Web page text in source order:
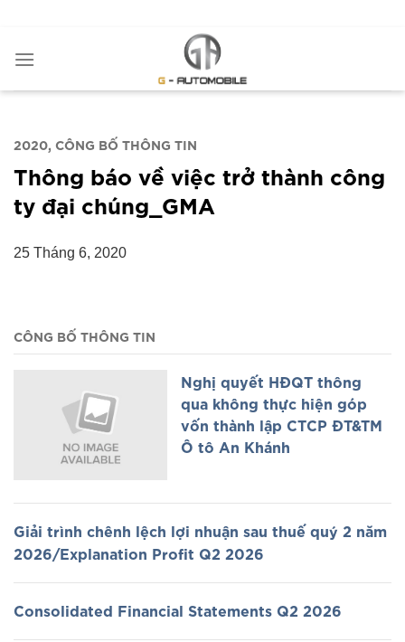
nội
2020 CÔNG BỐ THÔNG TIN
Thông báo về việc trở thành công
ty đại chúng_GMA
25 Tháng 6, 2020
CÔNG BỐ THÔNG TIN
Nghị quyết HĐQT thông
qua không thực hiện góp
vốn thành lập CTCP ĐT&TM
Ô tô An Khánh
Giải trình chênh lệch lợi nhuận sau thuế quý 2 năm
2026/Explanation Profit Q2 2026
Consolidated Financial Statements Q2 2026